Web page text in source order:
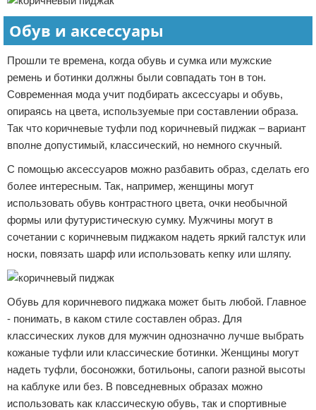
Обув и аксессуары
Прошли те времена, когда обувь и сумка или мужские
ремень и ботинки должны были совпадать тон в тон.
Современная мода учит подбирать аксессуары и обувь,
опираясь на цвета, используемые при составлении образа.
Так что коричневые туфли под коричневый пиджак – вариант
вполне допустимый, классический, но немного скучный.
С помощью аксессуаров можно разбавить образ, сделать его
более интересным. Так, например, женщины могут
использовать обувь контрастного цвета, очки необычной
формы или футуристическую сумку. Мужчины могут в
сочетании с коричневым пиджаком надеть яркий галстук или
носки, повязать шарф или использовать кепку или шляпу.
Обувь для коричневого пиджака может быть любой. Главное
- понимать, в каком стиле составлен образ. Для
классических луков для мужчин однозначно лучше выбрать
кожаные туфли или классические ботинки. Женщины могут
надеть туфли, босоножки, ботильоны, сапоги разной высоты
на каблуке или без. В повседневных образах можно
использовать как классическую обувь, так и спортивные